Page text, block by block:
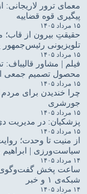
معمای ترور لاریجانی:
پیگیری قوه قضاییه
۱۵ مرداد ۱۴۰۵
حقیقتِ بیرون از قاب؛
تلویزیونی رئیس‌جمهور
۱۵ مرداد ۱۴۰۵
فیلم | مشاور
محصول تصمیم جمعی
۱۵ مرداد ۱۴۰۵
چرا خندیدن برای
جورشری
۱۵ مرداد ۱۴۰۵
پزشکیان: در مدیریت دی ۱۴۰۴ آمادگی لازم
۱۵ مرداد ۱۴۰۵
از منیت تا وحدت؛
سیاست‌ورزی | ابراهیم
۱۴ مرداد ۱۴۰۵
ساعت پخش گفت‌وگوی
شبکه‌ی ۱ و خبر
۱۴ مرداد ۱۴۰۵